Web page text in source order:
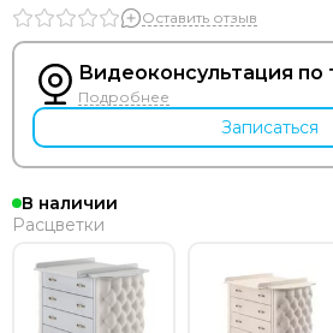
Оставить отзыв
Видеоконсультация по
Подробнее
Записаться
В наличии
Расцветки